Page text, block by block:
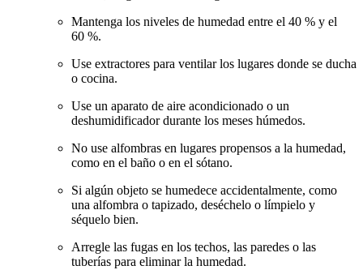
Mantenga los niveles de humedad entre el 40 % y el
60 %.
Use extractores para ventilar los lugares donde se ducha
o cocina.
Use un aparato de aire acondicionado o un
deshumidificador durante los meses húmedos.
No use alfombras en lugares propensos a la humedad,
como en el baño o en el sótano.
Si algún objeto se humedece accidentalmente, como
una alfombra o tapizado, deséchelo o límpielo y
séquelo bien.
Arregle las fugas en los techos, las paredes o las
tuberías para eliminar la humedad.